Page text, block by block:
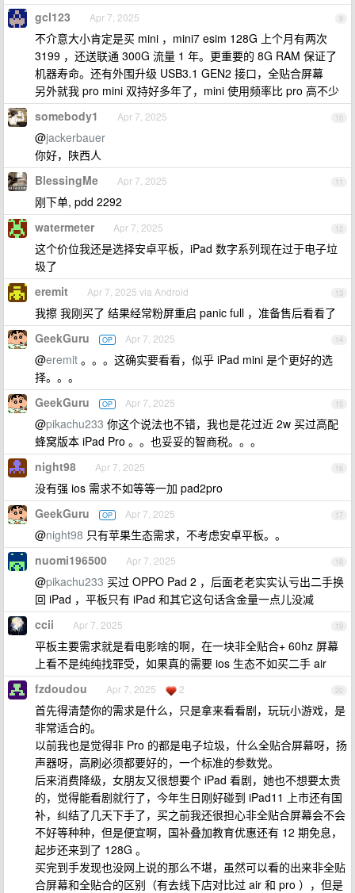
9
gcl123 Apr 7, 2025
不介意大小肯定是买 mini ，mini7 esim 128G 上个月有两次
3199 ，还送联通 300G 流量 1 年。更重要的 8G RAM 保证了
机器寿命。还有外围升级 USB3.1 GEN2 接口，全贴合屏幕
另外就我 pro mini 双持好多年了，mini 使用频率比 pro 高不少
10
somebody1 Apr 7, 2025
@jackerbauer
你好，陕西人
11
BlessingMe Apr 7, 2025
刚下单, pdd 2292
12
watermeter Apr 7, 2025
这个价位我还是选择安卓平板，iPad 数字系列现在过于电子垃
圾了
13
eremit Apr 7, 2025 via Android
我擦 我刚买了 结果经常粉屏重启 panic full ，准备售后看看了
14
GeekGuru OP Apr 7, 2025
@eremit 。。。这确实要看看，似乎 iPad mini 是个更好的选
择。。。
15
GeekGuru OP Apr 7, 2025
@pikachu233 你这个说法也不错，我也是花过近 2w 买过高配
蜂窝版本 iPad Pro 。。也妥妥的智商税。。。
16
night98 Apr 7, 2025
没有强 ios 需求不如等等一加 pad2pro
17
GeekGuru OP Apr 7, 2025
@night98 只有苹果生态需求，不考虑安卓平板。。
18
nuomi196500 Apr 7, 2025
@pikachu233 买过 OPPO Pad 2 ，后面老老实实认亏出二手换
回 iPad ，平板只有 iPad 和其它这句话含金量一点儿没减
19
ccii Apr 7, 2025
平板主要需求就是看电影啥的啊，在一块非全贴合+ 60hz 屏幕
上看不是纯纯找罪受，如果真的需要 ios 生态不如买二手 air
20
fzdoudou Apr 7, 2025 2
首先得清楚你的需求是什么，只是拿来看看剧，玩玩小游戏，是
非常适合的。
以前我也是觉得非 Pro 的都是电子垃圾，什么全贴合屏幕呀，扬
声器呀，高刷必须都要好的，一个标准的参数党。
后来消费降级，女朋友又很想要个 iPad 看剧，她也不想要太贵
的，觉得能看剧就行了，今年生日刚好碰到 iPad11 上市还有国
补，纠结了几天下手了，买之前我还很担心非全贴合屏幕会不会
不好等种种，但是便宜啊，国补叠加教育优惠还有 12 期免息，
起步还来到了 128G 。
买完到手发现也没网上说的那么不堪，虽然可以看的出来非全贴
合屏幕和全贴合的区别（有去线下店对比过 air 和 pro ），但是